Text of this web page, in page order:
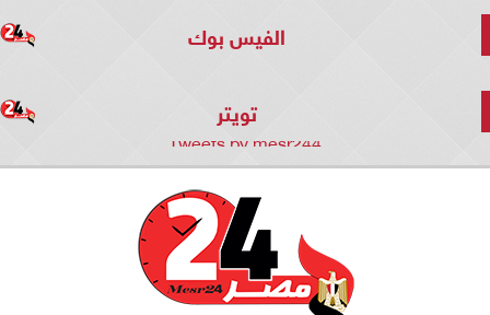
الفيس بوك
تويتر
Tweets by mesr244